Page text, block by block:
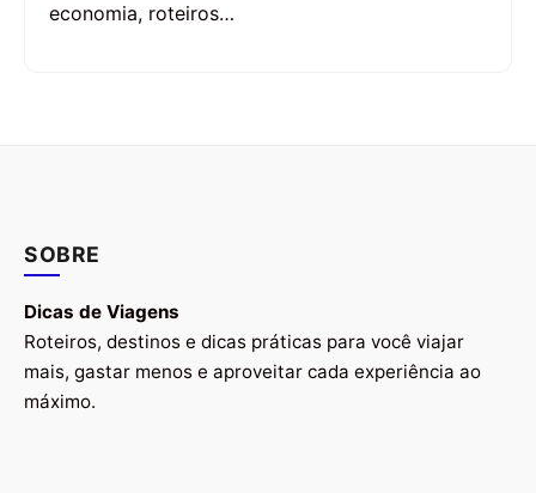
economia, roteiros…
SOBRE
Dicas de Viagens
Roteiros, destinos e dicas práticas para você viajar
mais, gastar menos e aproveitar cada experiência ao
máximo.